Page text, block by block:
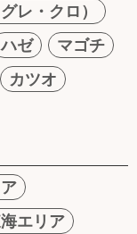
レ・クロ）
ハゼ
マゴチ
カツオ
エリア